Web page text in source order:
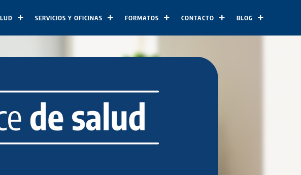
SERVICIOS Y OFICINAS FORMATOS CONTACTO BLOG